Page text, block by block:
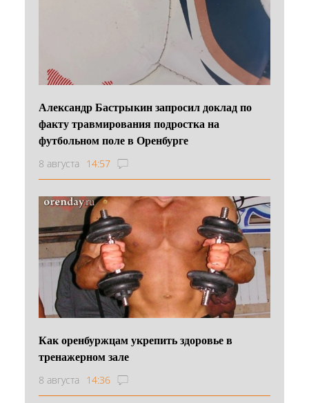
Александр Бастрыкин запросил доклад по
факту травмирования подростка на
футбольном поле в Оренбурге
8 августа 14:57
Как оренбуржцам укрепить здоровье в
тренажерном зале
8 августа 14:36